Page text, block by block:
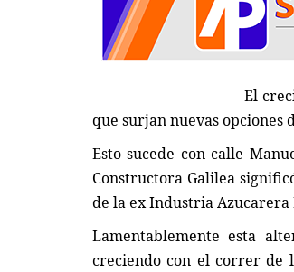
El crecimiento de
que surjan nuevas opciones
Esto sucede con calle
Constructora Galilea
de la ex Industria Azucarera
Lamentablemente esta
creciendo con el correr de